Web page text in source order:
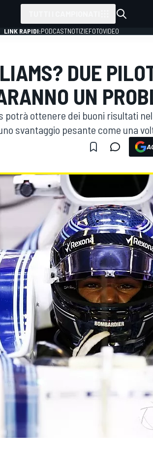
LINK RAPIDI:PODCASTNOTIZIEFOTOVIDEO
DUE
UN
potrà ottenere dei buoni risultati
svantaggio pesante come una